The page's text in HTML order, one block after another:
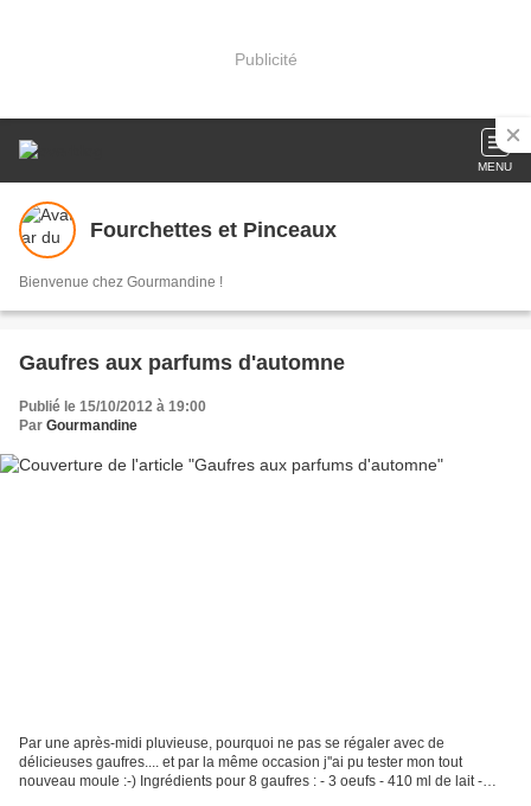
Publicité
MENU
Fourchettes et Pinceaux
Bienvenue chez Gourmandine !
Gaufres aux parfums d'automne
Publié le 15/10/2012 à 19:00
Par Gourmandine
Par une après-midi pluvieuse, pourquoi ne pas se régaler avec de
délicieuses gaufres.... et par la même occasion j''ai pu tester mon tout
nouveau moule :-) Ingrédients pour 8 gaufres : - 3 oeufs - 410 ml de lait -